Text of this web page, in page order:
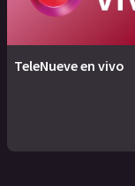
TeleNueve en vivo